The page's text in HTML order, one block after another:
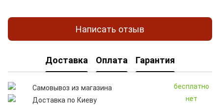
Написать отзыв
Доставка Оплата Гарантия
Самовывоз из магазина
бесплатно
Доставка по Киеву
нет